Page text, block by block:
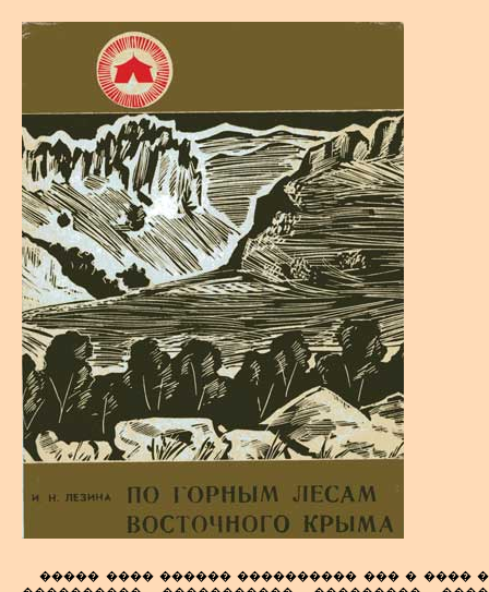
����� ���� ������ ���������� ��� � ����